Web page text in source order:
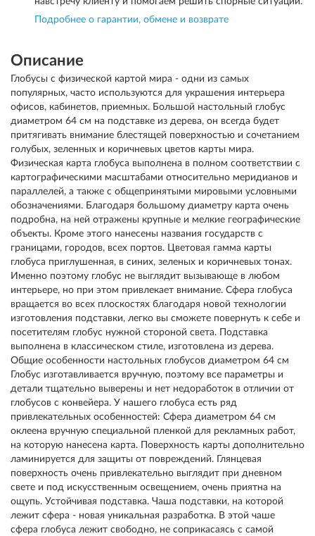
Подробнее о гарантии, обмене и возврате
Описание
Глобусы с физической картой мира - одни из самых
популярных, часто используются для украшения интерьера
офисов, кабинетов, приемных. Большой настольный глобус
диаметром 64 см на подставке из дерева, он всегда будет
притягивать внимание блестящей поверхностью и сочетанием
голубых, зеленных и коричневых цветов карты мира.
Физическая карта глобуса выполнена в полном соответствии с
картографическими масштабами относительно меридианов и
параллелей, а также с общепринятыми мировыми условными
обозначениями. Благодаря большому диаметру карта очень
подробна, на ней отражены крупные и мелкие географические
объекты. Кроме этого нанесены названия государств с
границами, городов, всех портов. Цветовая гамма карты
глобуса приглушенная, в синих, зеленых и коричневых тонах.
Именно поэтому глобус не выглядит вызывающе в любом
интерьере, но при этом привлекает внимание. Сфера глобуса
вращается во всех плоскостях благодаря новой технологии
изготовления подставки, легко вы сможете повернуть к себе и
посетителям глобус нужной стороной света. Подставка
выполнена в классическом стиле, изготовлена из дерева.
Общие особенности настольных глобусов диаметром 64 см
Глобус изготавливается вручную, поэтому все параметры и
детали тщательно выверены и нет недоработок в отличии от
глобусов с конвейера. У нашего глобуса есть ряд
привлекательных особенностей: Сфера диаметром 64 см
оклеена вручную специальной пленкой для рекламных работ,
на которую нанесена карта. Поверхность карты дополнительно
ламинируется для защиты от повреждений. Глянцевая
поверхность очень привлекательно выглядит при дневном
свете и под искусственным освещением, очень приятна на
ощупь. Устойчивая подставка. Чаша подставки, на которой
лежит сфера - новая уникальная разработка. В этой чаше
сфера глобуса лежит свободно, не соприкасаясь с самой